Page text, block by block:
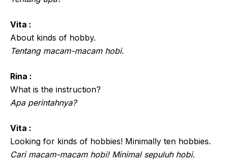
Vita :
About kinds of hobby.
Tentang macam-macam hobi.
Rina :
What is the instruction?
Apa perintahnya?
Vita :
Looking for kinds of hobbies! Minimally ten hobbies.
Cari macam-macam hobi! Minimal sepuluh hobi.